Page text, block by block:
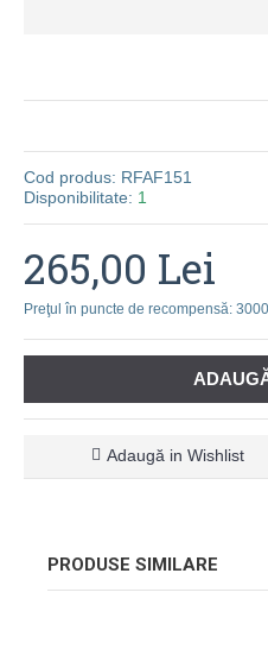
Cod produs: RFAF151
Disponibilitate: 1
265,00 Lei
Preţul în puncte de recompensă: 3000
Adaugă in Wishlist
PRODUSE SIMILARE